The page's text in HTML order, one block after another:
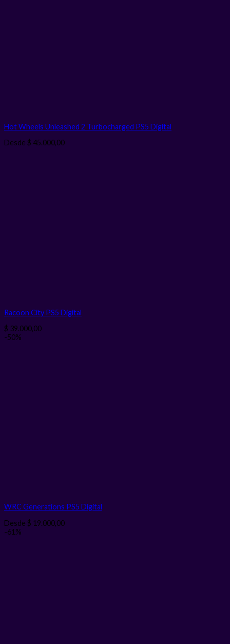
Hot Wheels Unleashed 2 Turbocharged PS5 Digital
Desde $ 45.000,00
Racoon City PS5 Digital
$ 39.000,00
-50%
WRC Generations PS5 Digital
Desde $ 19.000,00
-61%